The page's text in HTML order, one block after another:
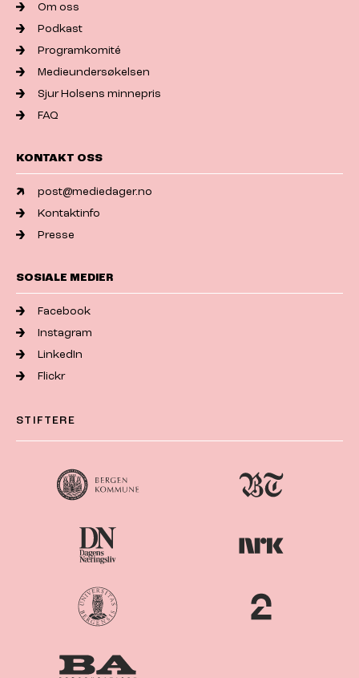
Om oss
Podkast
Programkomité
Medieundersøkelsen
Sjur Holsens minnepris
FAQ
KONTAKT OSS
post@mediedager.no
Kontaktinfo
Presse
SOSIALE MEDIER
Facebook
Instagram
LinkedIn
Flickr
STIFTERE